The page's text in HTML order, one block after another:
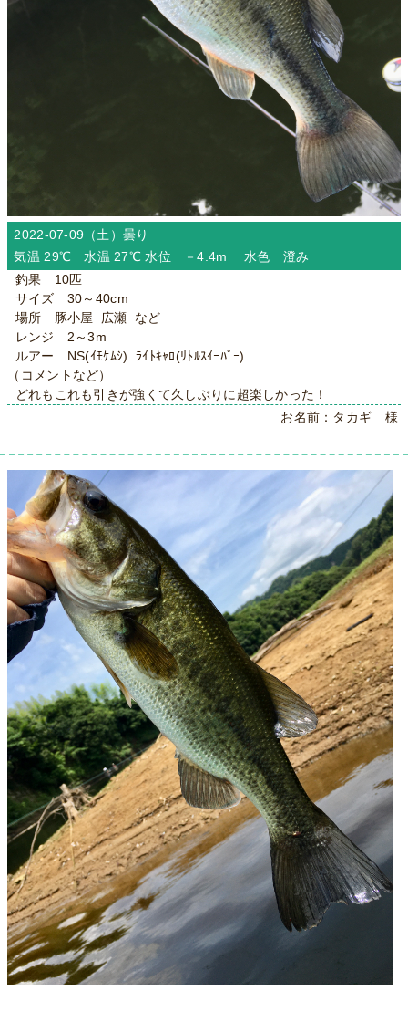
2022-07-09（土）曇り
気温 29℃ 水温 27℃ 水位 －4.4m 水色 澄み
釣果 10匹
サイズ 30～40cm
場所 豚小屋 広瀬 など
レンジ 2～3m
ルアー NS(ｲﾓｹﾑｼ) ﾗｲﾄｷｬﾛ(ﾘﾄﾙｽｲｰﾊﾟｰ)
（コメントなど）
どれもこれも引きが強くて久しぶりに超楽しかった！
お名前：タカギ 様